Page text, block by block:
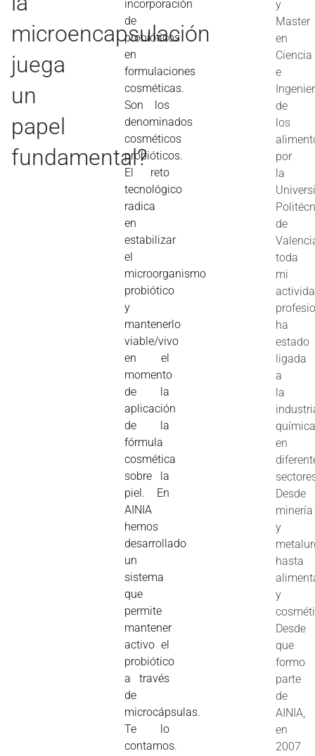
microencapsulación
juega
un
papel
fundamental?
incorporación
de
probióticos
en
formulaciones
cosméticas.
Son los
denominados
cosméticos
probióticos.
El reto
tecnológico
radica
en
estabilizar
el
microorganismo
probiótico
y
mantenerlo
viable/vivo
en el
momento
de la
aplicación
de la
fórmula
cosmética
sobre la
piel. En
AINIA
hemos
desarrollado
un
sistema
que
permite
mantener
activo el
probiótico
a través
de
microcápsulas.
Te lo
contamos.
y
Master
en
Ciencia
e
de
los
por
la
de
toda
mi
ha
estado
ligada
a
la
en
Desde
minería
y
hasta
y
Desde
que
formo
parte
de
AINIA,
en
2007